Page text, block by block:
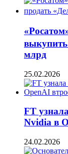
выкупить
млрд
25.02.2026
FT
Nvidia в
24.02.2026